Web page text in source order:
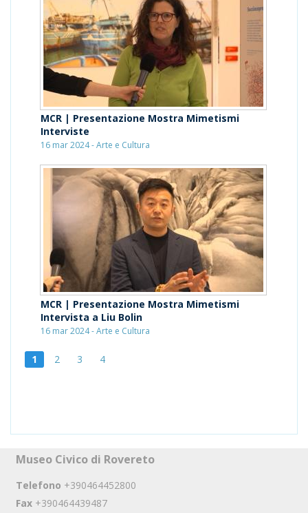
MCR | Presentazione Mostra Mimetismi
Interviste
16 mar 2024 - Arte e Cultura
MCR | Presentazione Mostra Mimetismi
Intervista a Liu Bolin
16 mar 2024 - Arte e Cultura
1 2 3 4
Museo Civico di Rovereto
Telefono +390464452800
Fax +390464439487